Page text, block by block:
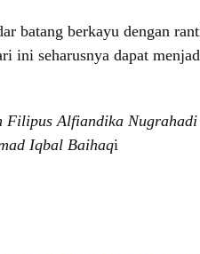
batang berkayu dengan
ini seharusnya dapat
Filipus Alfiandika
Iqbal Baihaqi